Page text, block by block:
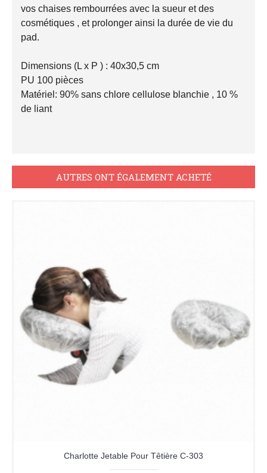
vos chaises rembourrées avec la sueur et des
cosmétiques , et prolonger ainsi la durée de vie du
pad.
Dimensions (L x P ) : 40x30,5 cm
PU 100 pièces
Matériel: 90% sans chlore cellulose blanchie , 10 %
de liant
AUTRES ONT ÉGALEMENT ACHETÉ
Charlotte Jetable Pour Têtière C-303